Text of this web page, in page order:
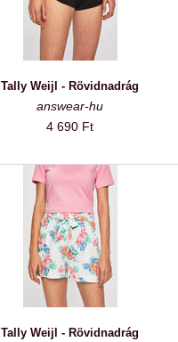
Tally Weijl - Rövidnadrág
answear-hu
4 690 Ft
Tally Weijl - Rövidnadrág